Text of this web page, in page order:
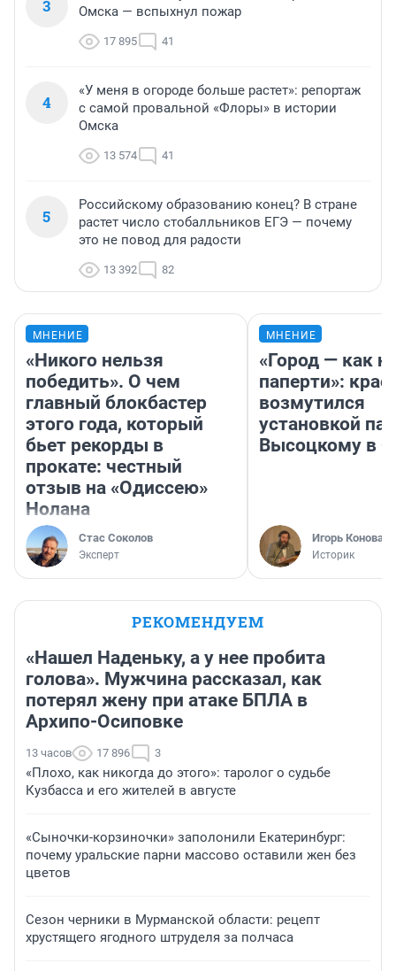
3
Омска — вспыхнул пожар
17 895 41
4
«У меня в огороде больше растет»: репортаж
с самой провальной «Флоры» в истории
Омска
13 574 41
5
Российскому образованию конец? В стране
растет число стобалльников ЕГЭ — почему
это не повод для радости
13 392 82
МНЕНИЕ
«Никого нельзя
победить». О чем
главный блокбастер
этого года, который
бьет рекорды в
прокате: честный
отзыв на «Одиссею»
Нолана
Стас Соколов
Эксперт
МНЕНИЕ
«Город — как
паперти»:
возмутился
установкой
Высоцкому в
Игорь
Историк
РЕКОМЕНДУЕМ
«Нашел Наденьку, а у нее пробита
голова». Мужчина рассказал, как
потерял жену при атаке БПЛА в
Архипо-Осиповке
13 часов 17 896 3
«Плохо, как никогда до этого»: таролог о судьбе
Кузбасса и его жителей в августе
«Сыночки-корзиночки» заполонили Екатеринбург:
почему уральские парни массово оставили жен без
цветов
Сезон черники в Мурманской области: рецепт
хрустящего ягодного штруделя за полчаса